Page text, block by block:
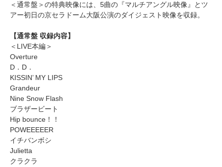
＜通常盤＞の特典映像には、5曲の『マルチアングル映像』とツ
アー初日の京セラドーム大阪公演のダイジェスト映像を収録。
【通常盤 収録内容】
＜LIVE本編＞
Overture
D．D．
KISSIN’ MY LIPS
Grandeur
Nine Snow Flash
ブラザービート
Hip bounce！！
POWEEEEER
イチバンボシ
Julietta
クラクラ